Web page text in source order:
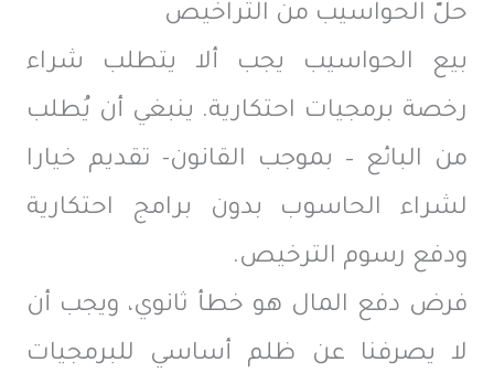
حلّ الحواسيب من التراخيص
بيع الحواسيب يجب ألا يتطلب شراء
رخصة برمجيات احتكارية. ينبغي أن يُطلب
من البائع – بموجب القانون- تقديم خيارا
لشراء الحاسوب بدون برامج احتكارية
ودفع رسوم الترخيص.
فرض دفع المال هو خطأ ثانوي، ويجب أن
لا يصرفنا عن ظلم أساسي للبرمجيات